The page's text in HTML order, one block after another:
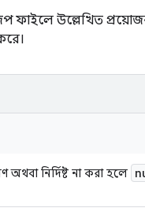
ফাইলে উল্লেখিত
অথবা নির্দিষ্ট না করা হলে